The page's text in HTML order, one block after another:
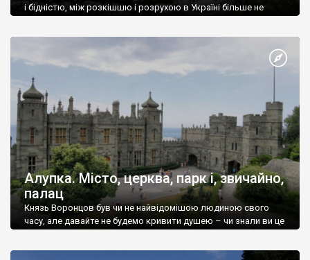
і бідністю, між розкішшю і розрухою в Україні більше не
Алупка. Місто, церква, парк і, звичайно,
палац
Князь Воронцов був чи не найвідомішою людиною свого
часу, але давайте не будемо кривити душею – чи знали ви це